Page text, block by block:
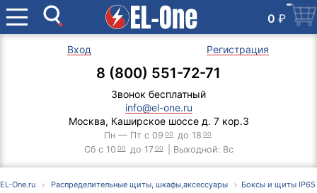
0 ₽
Вход Регистрация
8 (800) 551-72-71
Звонок бесплатный
info@el-one.ru
Москва, Каширское шоссе д. 7 кор.3
Пн — Пт с 09 00 до 18 00
Сб с 10 00 до 17 00 | Выходной: Вс
EL-One.ru Распределительные щиты, шкафы,аксессуары
Боксы и щиты IP65